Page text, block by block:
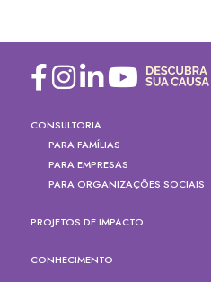
CONSULTORIA
PARA FAMÍLIAS
PARA EMPRESAS
PARA ORGANIZAÇÕES SOCIAIS
PROJETOS DE IMPACTO
CONHECIMENTO